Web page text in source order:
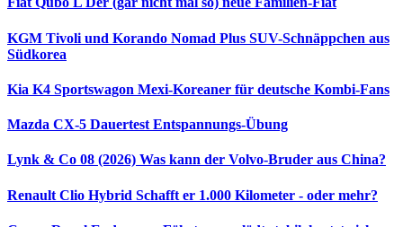
KGM Tivoli und Korando Nomad Plus SUV-Schnäppchen aus
Südkorea
Kia K4 Sportswagon Mexi-Koreaner für deutsche Kombi-Fans
Mazda CX-5 Dauertest Entspannungs-Übung
Lynk & Co 08 (2026) Was kann der Volvo-Bruder aus China?
Renault Clio Hybrid Schafft er 1.000 Kilometer - oder mehr?